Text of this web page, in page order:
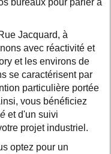
Jacquard, à
avec réactivité et
et les environs de
se caractérisent par
particulière portée
vous bénéficiez
et d'un suivi
projet industriel.
optez pour un